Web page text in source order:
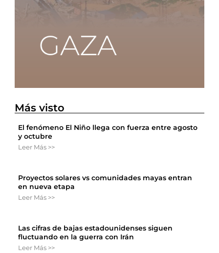
Más visto
El fenómeno El Niño llega con fuerza entre agosto
y octubre
Leer Más >>
Proyectos solares vs comunidades mayas entran
en nueva etapa
Leer Más >>
Las cifras de bajas estadounidenses siguen
fluctuando en la guerra con Irán
Leer Más >>